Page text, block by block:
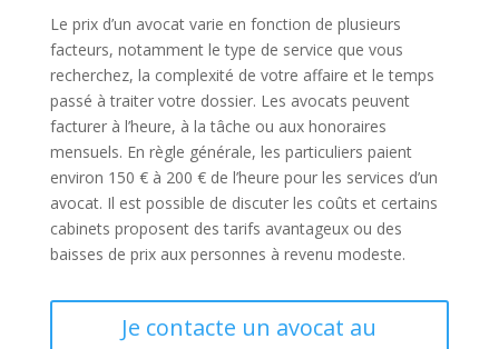
Le prix d’un avocat varie en fonction de plusieurs
facteurs, notamment le type de service que vous
recherchez, la complexité de votre affaire et le temps
passé à traiter votre dossier. Les avocats peuvent
facturer à l’heure, à la tâche ou aux honoraires
mensuels. En règle générale, les particuliers paient
environ 150 € à 200 € de l’heure pour les services d’un
avocat. Il est possible de discuter les coûts et certains
cabinets proposent des tarifs avantageux ou des
baisses de prix aux personnes à revenu modeste.
Je contacte un avocat au